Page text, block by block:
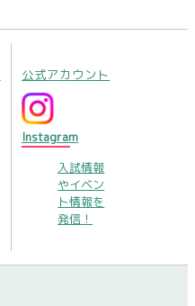
公式アカウント
Instagram
入試情報
やイベン
ト情報を
発信！